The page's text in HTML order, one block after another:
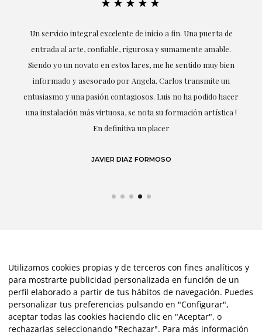
Un servicio integral excelente de inicio a fin. Una puerta de
entrada al arte, confiable, rigurosa y sumamente amable.
Siendo yo un novato en estos lares, me he sentido muy bien
informado y asesorado por Angela. Carlos transmite un
entusiasmo y una pasión contagiosos. Luis no ha podido hacer
una instalación más virtuosa, se nota su formación artística !
En definitiva un placer
JAVIER DIAZ FORMOSO
Utilizamos cookies propias y de terceros con fines analíticos y
para mostrarte publicidad personalizada en función de un
perfil elaborado a partir de tus hábitos de navegación. Puedes
personalizar tus preferencias pulsando en "Configurar",
aceptar todas las cookies haciendo clic en "Aceptar", o
rechazarlas seleccionando "Rechazar". Para más información